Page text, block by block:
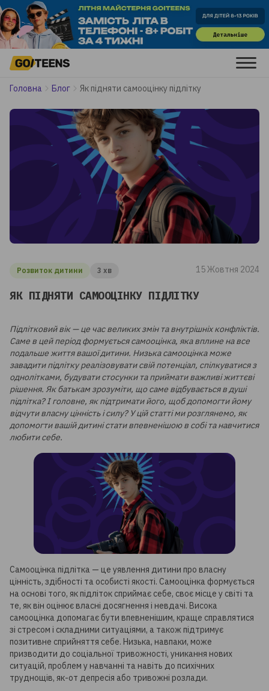
Головна Блог Як підняти самооцінку підлітку
Розвиток дитини 3 хв 15 Жовтня 2024
ЯК ПІДНЯТИ САМООЦІНКУ ПІДЛІТКУ
Підлітковий вік — це час великих змін та внутрішніх конфліктів.
Саме в цей період формується самооцінка, яка вплине на все
подальше життя вашої дитини. Низька самооцінка може
завадити підлітку реалізовувати свій потенціал, спілкуватися з
однолітками, будувати стосунки та приймати важливі життєві
рішення. Як батькам зрозуміти, що саме відбувається в душі
підлітка? І головне, як підтримати його, щоб допомогти йому
відчути власну цінність і силу? У цій статті ми розглянемо, як
допомогти вашій дитині стати впевненішою в собі та навчитися
любити себе.
Самооцінка підлітка — це уявлення дитини про власну
цінність, здібності та особисті якості. Самооцінка формується
на основі того, як підліток сприймає себе, своє місце у світі та
те, як він оцінює власні досягнення і невдачі. Висока
самооцінка допомагає бути впевненішим, краще справлятися
зі стресом і складними ситуаціями, а також підтримує
позитивне сприйняття себе. Низька, навпаки, може
призводити до соціальної тривожності, уникання нових
ситуацій, проблем у навчанні та навіть до психічних
труднощів, як-от депресія або тривожні розлади.